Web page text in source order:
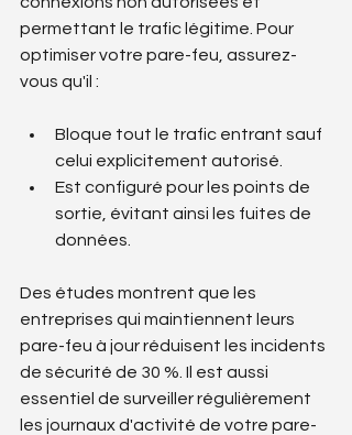
permettant le trafic légitime. Pour
optimiser votre pare-feu, assurez-
vous qu'il :
Bloque tout le trafic entrant sauf
celui explicitement autorisé.
Est configuré pour les points de
sortie, évitant ainsi les fuites de
données.
Des études montrent que les
entreprises qui maintiennent leurs
pare-feu à jour réduisent les incidents
de sécurité de 30 %. Il est aussi
essentiel de surveiller régulièrement
les journaux d'activité de votre pare-